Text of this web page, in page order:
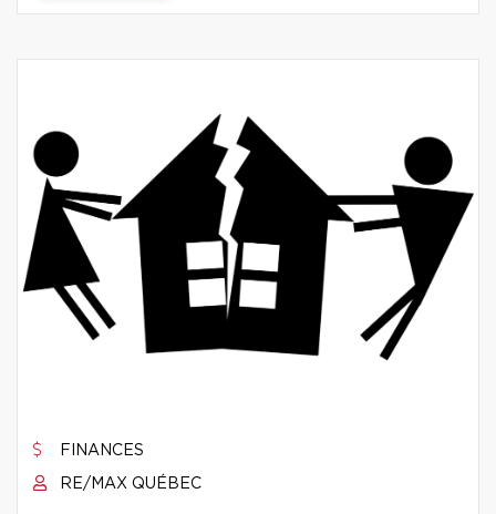
FINANCES
RE/MAX QUÉBEC